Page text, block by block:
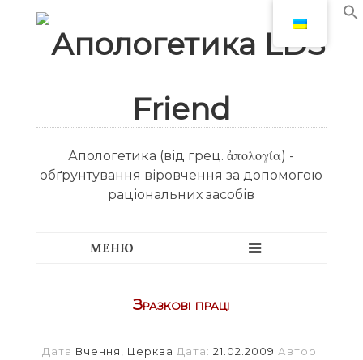
Апологетика (від грец. ἀπολογία) -
обґрунтування віровчення за допомогою
раціональних засобів
Зразкові праці
Дата Вчення , Церква Дата:21.02.2009 Автор: